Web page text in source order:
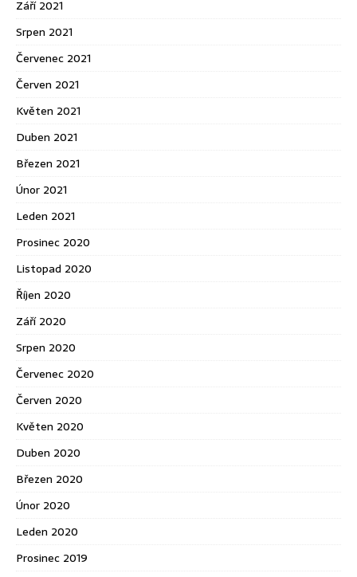
Září 2021
Srpen 2021
Červenec 2021
Červen 2021
Květen 2021
Duben 2021
Březen 2021
Únor 2021
Leden 2021
Prosinec 2020
Listopad 2020
Říjen 2020
Září 2020
Srpen 2020
Červenec 2020
Červen 2020
Květen 2020
Duben 2020
Březen 2020
Únor 2020
Leden 2020
Prosinec 2019